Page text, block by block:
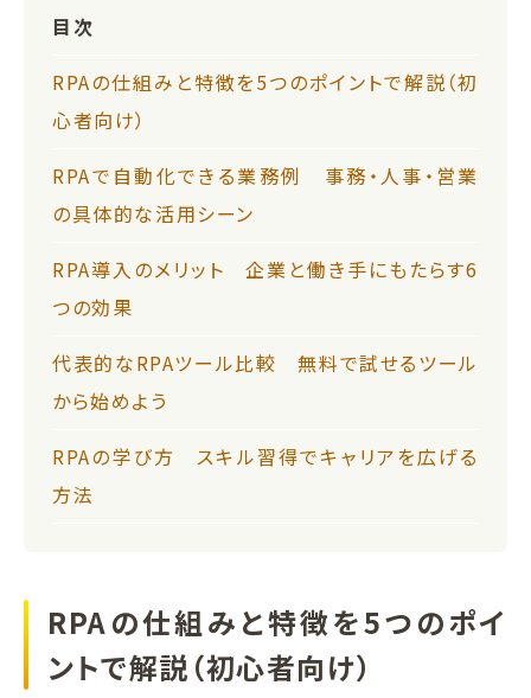
目次
RPAの仕組みと特徴を5つのポイントで解説（初
心者向け）
RPAで自動化できる業務例 事務・人事・営業
の具体的な活用シーン
RPA導入のメリット 企業と働き手にもたらす6
つの効果
代表的なRPAツール比較 無料で試せるツール
から始めよう
RPAの学び方 スキル習得でキャリアを広げる
方法
RPAの仕組みと特徴を5つのポイ
ントで解説（初心者向け）